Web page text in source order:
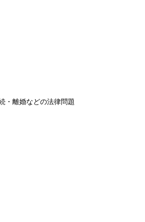
・離婚などの法律問題